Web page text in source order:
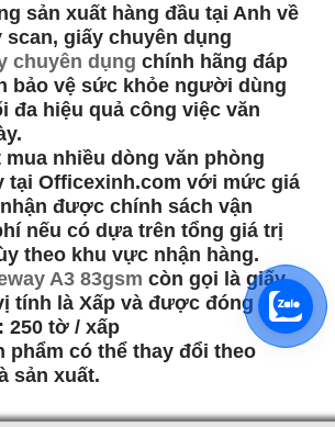
sản xuất hàng đầu tại Anh về
scan, giấy chuyên dụng
chuyên dụng chính hãng đáp
bảo vệ sức khỏe người dùng
đa hiệu quả công việc văn
mua nhiều dòng văn phòng
tại Officexinh.com với mức giá
được chính sách vận
nếu có dựa trên tổng giá trị
theo khu vực nhận hàng.
A3 83gsm còn gọi là giấy
tính là Xấp và được đóng gói
250 tờ / xấp
phẩm có thể thay đổi theo
sản xuất.